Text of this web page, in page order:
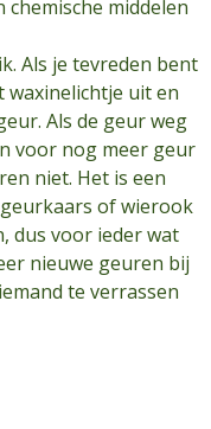
middelen
Als je tevreden bent
waxinelichtje uit en
Als de geur weg
voor nog meer geur
niet. Het is een
of wierook
dus voor ieder wat
nieuwe geuren bij
te verrassen